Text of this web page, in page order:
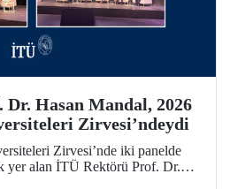
Hasan Mandal, 2026
Zirvesi’ndeydi
Zirvesi’nde iki panelde
yer alan İTÜ Rektörü Prof. Dr.